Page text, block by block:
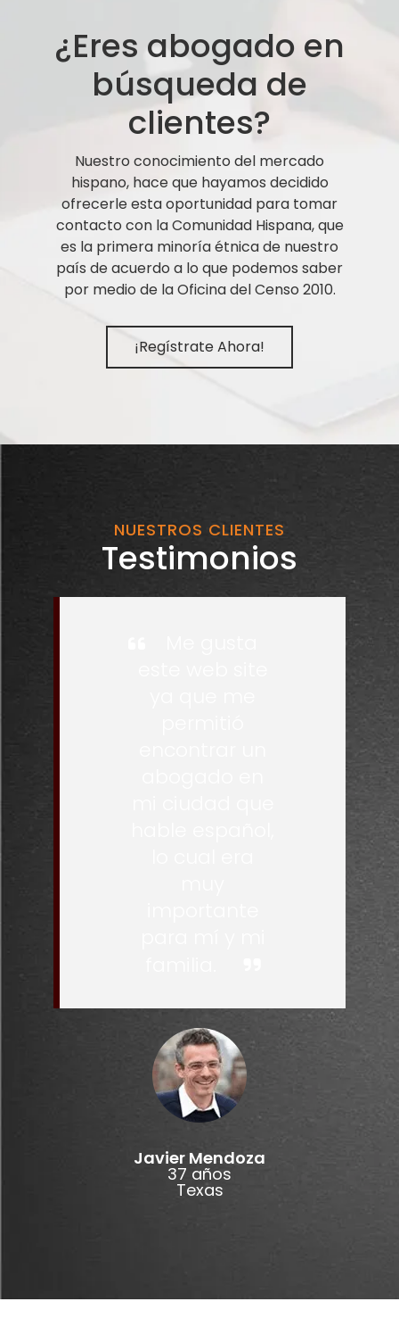
¿Eres abogado en
búsqueda de
clientes?
Nuestro conocimiento del mercado
hispano, hace que hayamos decidido
ofrecerle esta oportunidad para tomar
contacto con la Comunidad Hispana, que
es la primera minoría étnica de nuestro
país de acuerdo a lo que podemos saber
por medio de la Oficina del Censo 2010.
¡Regístrate Ahora!
NUESTROS CLIENTES
Testimonios
Javier Mendoza
37 años
Texas